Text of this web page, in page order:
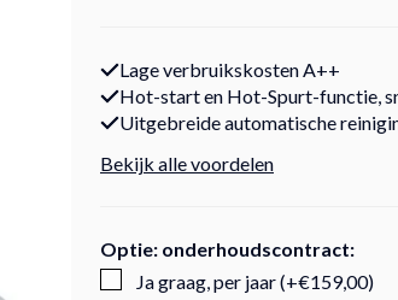
Lage verbruikskosten A++
Hot-start en Hot-Spurt-functie,
Uitgebreide automatische
Bekijk alle voordelen
Optie: onderhoudscontract:
Ja graag, per jaar (+€159,00)